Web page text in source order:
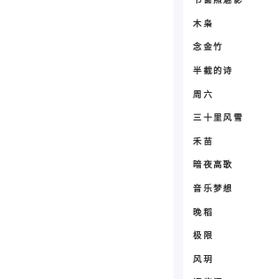
木枭
念金竹
半截的诗
周六
三十里风雪
禾苗
暗夜高歌
音乐梦想
晚稻
极限
风玥